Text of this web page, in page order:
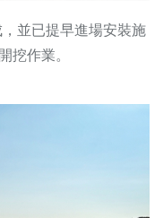
並已提早進場安裝施
挖作業。